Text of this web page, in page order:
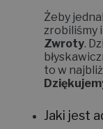
Żeby
zrobiliśmy
Zwroty.
to w
Jaki jest